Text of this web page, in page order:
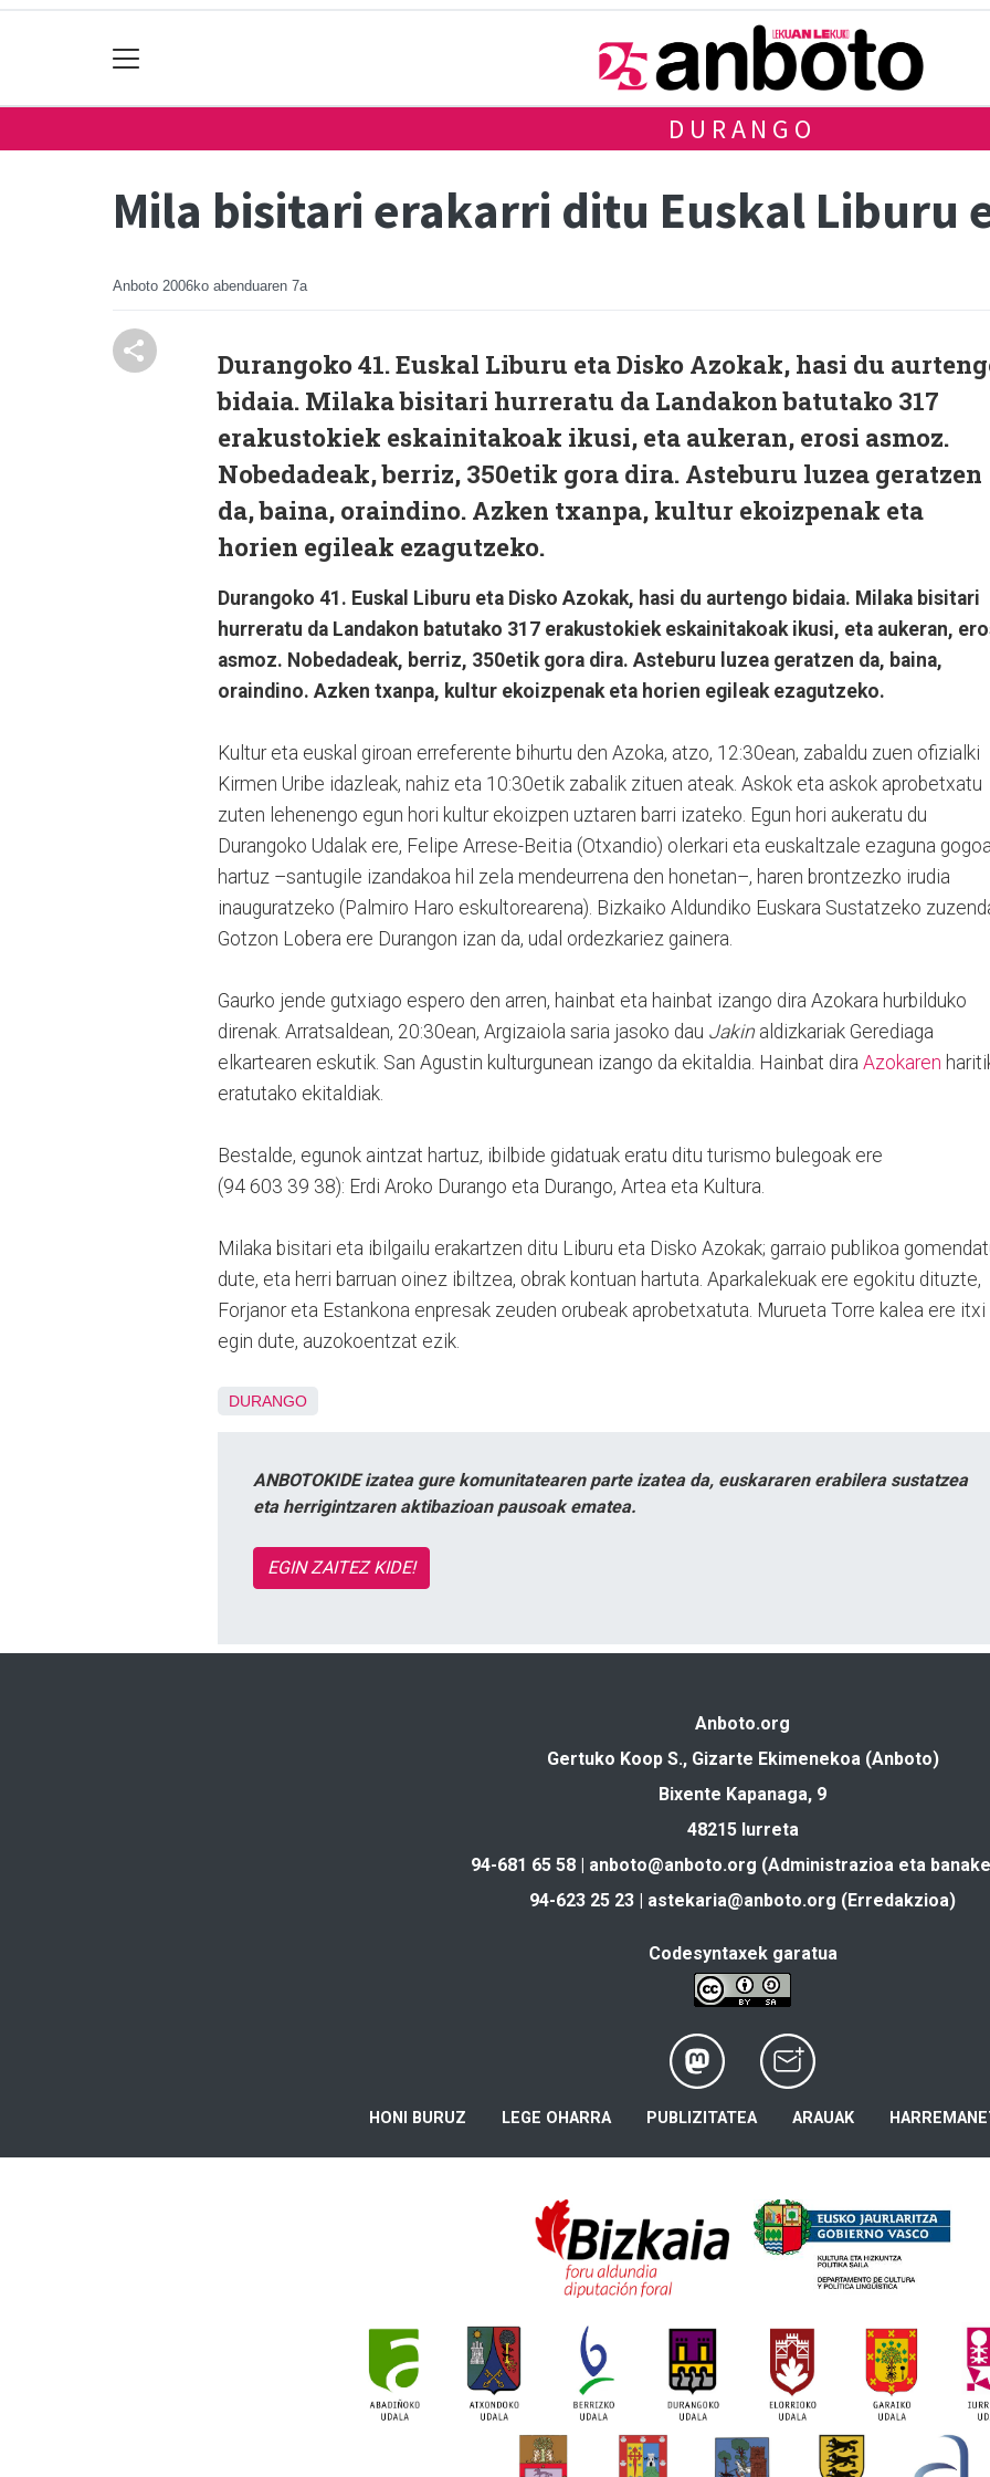
DURANGO
Mila bisitari erakarri ditu Euskal Liburu
Anboto 2006ko abenduaren 7a
Durangoko 41. Euskal Liburu eta Disko Azokak, hasi du
bidaia. Milaka bisitari hurreratu da Landakon batutako 317
erakustokiek eskainitakoak ikusi, eta aukeran, erosi asmoz.
Nobedadeak, berriz, 350etik gora dira. Asteburu luzea geratzen
da, baina, oraindino. Azken txanpa, kultur ekoizpenak eta
horien egileak ezagutzeko.
Durangoko 41. Euskal Liburu eta Disko Azokak, hasi du aurtengo bidaia. Milaka bisitari
hurreratu da Landakon batutako 317 erakustokiek eskainitakoak ikusi, eta aukeran,
asmoz. Nobedadeak, berriz, 350etik gora dira. Asteburu luzea geratzen da, baina,
oraindino. Azken txanpa, kultur ekoizpenak eta horien egileak ezagutzeko.
Kultur eta euskal giroan erreferente bihurtu den Azoka, atzo, 12:30ean, zabaldu zuen ofizialki
Kirmen Uribe idazleak, nahiz eta 10:30etik zabalik zituen ateak. Askok eta askok aprobetxatu
zuten lehenengo egun hori kultur ekoizpen uztaren barri izateko. Egun hori aukeratu du
Durangoko Udalak ere, Felipe Arrese-Beitia (Otxandio) olerkari eta euskaltzale ezaguna
hartuz –santugile izandakoa hil zela mendeurrena den honetan–, haren brontzezko irudia
inauguratzeko (Palmiro Haro eskultorearena). Bizkaiko Aldundiko Euskara Sustatzeko
Gotzon Lobera ere Durangon izan da, udal ordezkariez gainera.
Gaurko jende gutxiago espero den arren, hainbat eta hainbat izango dira Azokara hurbilduko
direnak. Arratsaldean, 20:30ean, Argizaiola saria jasoko dau Jakin aldizkariak Gerediaga
elkartearen eskutik. San Agustin kulturgunean izango da ekitaldia. Hainbat dira Azokaren
eratutako ekitaldiak.
Bestalde, egunok aintzat hartuz, ibilbide gidatuak eratu ditu turismo bulegoak ere
(94 603 39 38): Erdi Aroko Durango eta Durango, Artea eta Kultura.
Milaka bisitari eta ibilgailu erakartzen ditu Liburu eta Disko Azokak; garraio publikoa
dute, eta herri barruan oinez ibiltzea, obrak kontuan hartuta. Aparkalekuak ere egokitu dituzte,
Forjanor eta Estankona enpresak zeuden orubeak aprobetxatuta. Murueta Torre kalea ere itxi
egin dute, auzokoentzat ezik.
DURANGO
ANBOTOKIDE izatea gure komunitatearen parte izatea da, euskararen erabilera sustatzea
eta herrigintzaren aktibazioan pausoak ematea.
EGIN ZAITEZ KIDE!
Anboto.org
Gertuko Koop S., Gizarte Ekimenekoa (Anboto)
Bixente Kapanaga, 9
48215 Iurreta
94-681 65 58 | anboto@anboto.org (Administrazioa eta
94-623 25 23 | astekaria@anboto.org (Erredakzioa)
Codesyntaxek garatua
HONI BURUZ LEGE OHARRA PUBLIZITATEA ARAUAK